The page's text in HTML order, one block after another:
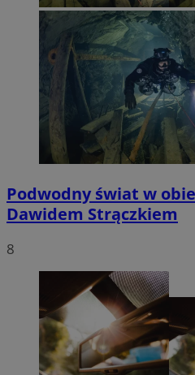
Podwodny świat w
Dawidem Strączkiem
8